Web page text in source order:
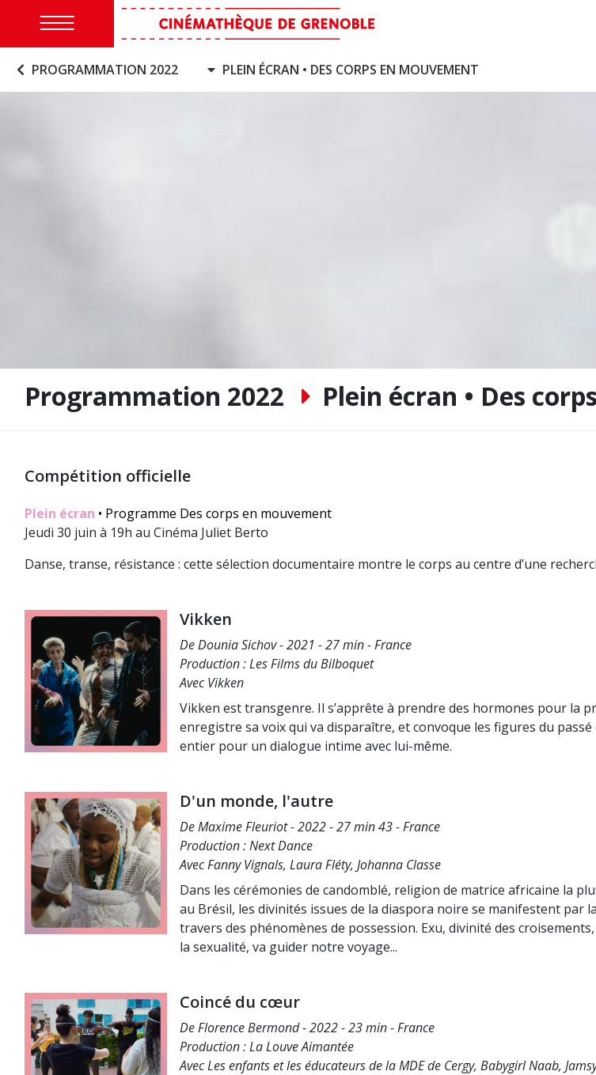
PROGRAMMATION 2022 PLEIN ÉCRAN • DES CORPS EN MOUVEMENT
Programmation 2022 Plein écran • Des
Compétition officielle
Plein écran • Programme Des corps en mouvement
Jeudi 30 juin à 19h au Cinéma Juliet Berto
Danse, transe, résistance : cette sélection documentaire montre le corps au centre d’une
Vikken
De Dounia Sichov - 2021 - 27 min - France
Production : Les Films du Bilboquet
Avec Vikken
Vikken est transgenre. Il s’apprête à prendre des hormones pour la
enregistre sa voix qui va disparaître, et convoque les figures du passé
entier pour un dialogue intime avec lui-même.
D'un monde, l'autre
De Maxime Fleuriot - 2022 - 27 min 43 - France
Production : Next Dance
Avec Fanny Vignals, Laura Fléty, Johanna Classe
Dans les cérémonies de candomblé, religion de matrice africaine la
au Brésil, les divinités issues de la diaspora noire se manifestent par
travers des phénomènes de possession. Exu, divinité des
la sexualité, va guider notre voyage...
Coincé du cœur
De Florence Bermond - 2022 - 23 min - France
Production : La Louve Aimantée
Avec Les enfants et les éducateurs de la MDE de Cergy, Babygirl Naab,